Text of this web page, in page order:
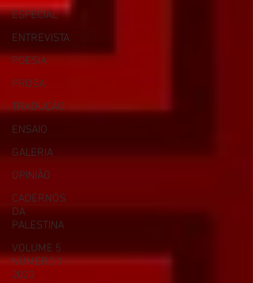
ESPECIAL
ENTREVISTA
POESIA
PROSA
TRADUÇÃO
ENSAIO
GALERIA
OPINIÃO
CADERNOS
DA
PALESTINA
VOLUME 5
NÚMERO 1 -
2020